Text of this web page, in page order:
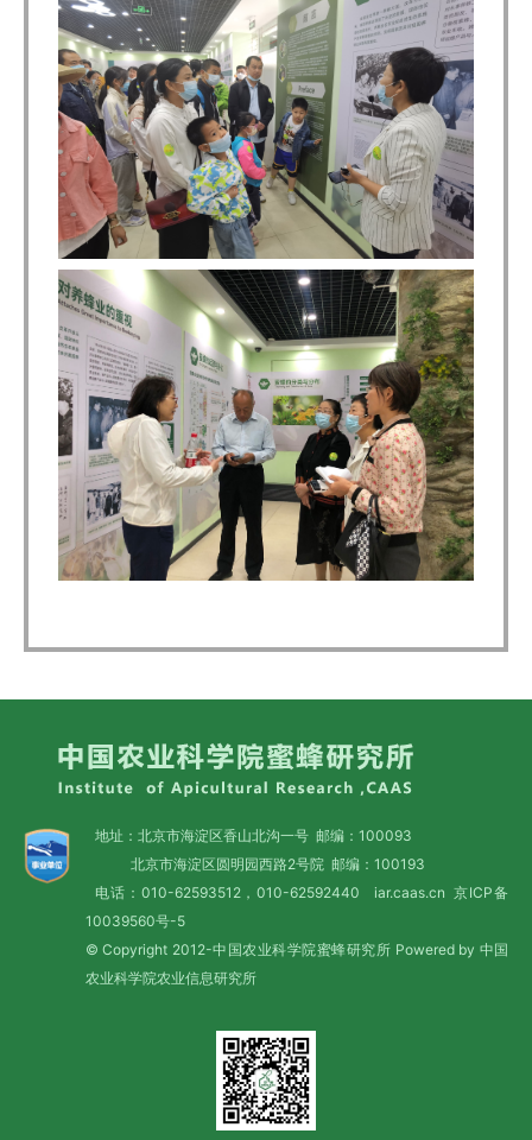
地址：北京市海淀区香山北沟一号 邮编：100093
北京市海淀区圆明园西路2号院 邮编：100193
电话：010-62593512，010-62592440 iar.caas.cn 京ICP备
10039560号-5
© Copyright 2012-中国农业科学院蜜蜂研究所 Powered by 中国
农业科学院农业信息研究所